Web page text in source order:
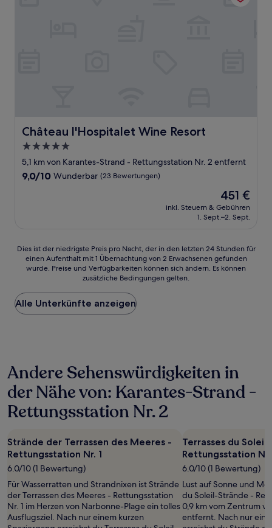
Château l'Hospitalet Wine Resort
Château l'Hospitalet Wine Resort
5.0-
Sterne-
Unterkunft
5,1 km von Karantes-Strand - Rettungsstation Nr. 2 entfernt
9.0
9,0/10 Wunderbar (23 Bewertungen)
Der
Preis
beträgt
451 €
inkl. Steuern & Gebühren
1. Sept.–2. Sept.
Dies
der
Preis
pro
Nacht,
24 Stunden
für
einen
mit
2 Erwachsenen
gefunden
wurde.
Preise
und
Verfügbarkeiten
können
sich
Dies ist der niedrigste Preis pro Nacht, der in den letzten 24 Stunden für
einen Aufenthalt mit 1 Übernachtung von 2 Erwachsenen gefunden
wurde. Preise und Verfügbarkeiten können sich ändern. Es können
zusätzliche Bedingungen gelten.
Alle Unterkünfte anzeigen
Andere Sehenswürdigkeiten in
der Nähe von: Karantes-Strand -
Rettungsstation Nr. 2
Strände der Terrassen des Meeres -
Rettungsstation Nr. 1
6.0/10 (1 Bewertung)
Für Wasserratten und Strandnixen ist Strände
der Terrassen des Meeres - Rettungsstation
Nr. 1 im Herzen von Narbonne-Plage ein tolles
Ausflugsziel. Nach nur einem kurzen
Terrasses du
Rettungsstation
6.0/10 (1 Bewertung)
Lust auf Sonne und
du Soleil-Strände -
0,9 km vom Zentrum
entfernt. Nach nur